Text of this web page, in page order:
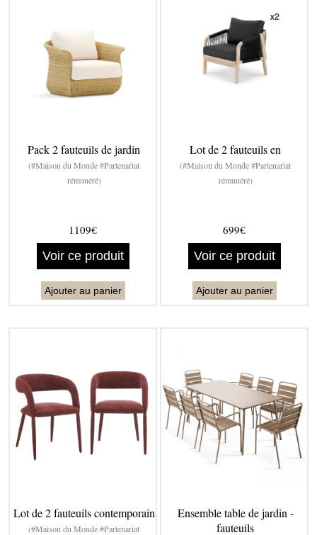
Pack 2 fauteuils de jardin
(#Maison du Monde #Partenariat
rémunéré)
1109€
Voir ce produit
Ajouter au panier
Lot de 2 fauteuils en
(#Maison du Monde #Partenariat
rémunéré)
699€
Voir ce produit
Ajouter au panier
Lot de 2 fauteuils contemporain
(#Maison du Monde #Partenariat
Ensemble table de jardin -
fauteuils